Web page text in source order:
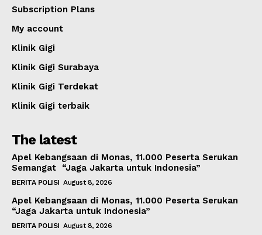
Subscription Plans
My account
Klinik Gigi
Klinik Gigi Surabaya
Klinik Gigi Terdekat
Klinik Gigi terbaik
The latest
Apel Kebangsaan di Monas, 11.000 Peserta Serukan
Semangat “Jaga Jakarta untuk Indonesia”
BERITA POLISI August 8, 2026
Apel Kebangsaan di Monas, 11.000 Peserta Serukan
“Jaga Jakarta untuk Indonesia”
BERITA POLISI August 8, 2026